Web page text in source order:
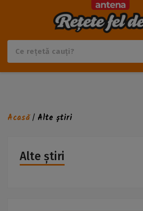
Acasă/ Alte știri
Alte știri